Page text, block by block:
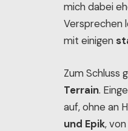
mich dabei
Versprechen
mit einigen
Zum Schluss
Terrain.
auf, ohne an
und Epik,